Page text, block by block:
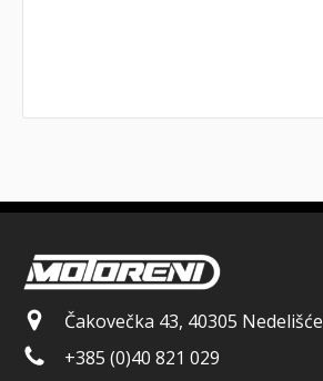
Čakovečka 43, 40305 Nedelišće
+385 (0)40 821 029